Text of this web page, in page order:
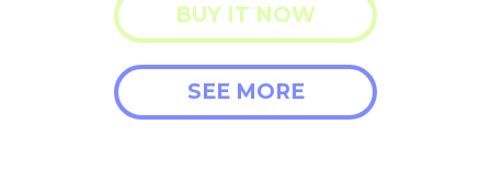
BUY IT NOW
SEE MORE